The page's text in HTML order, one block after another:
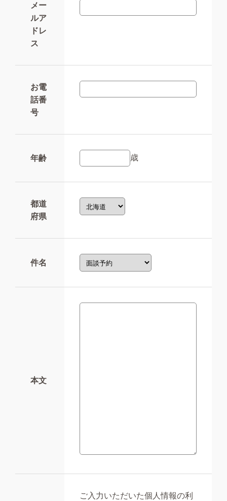
メー
ルア
ドレ
ス
お電
話番
号
年齢 歳
都道
府県
件名
本文
ご入力いただいた個人情報の利